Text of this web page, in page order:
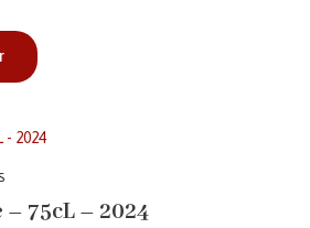
75cL – 2024